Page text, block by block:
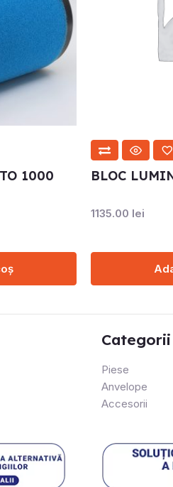
1000 BLOC
1135.00 lei
Categorii
Piese
Anvelope
Accesorii